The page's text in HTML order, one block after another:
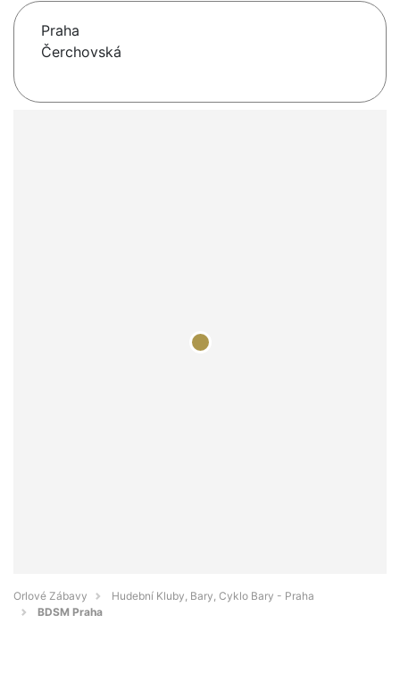
Praha
Čerchovská
Orlové Zábavy
Hudební Kluby, Bary, Cyklo Bary - Praha
BDSM Praha